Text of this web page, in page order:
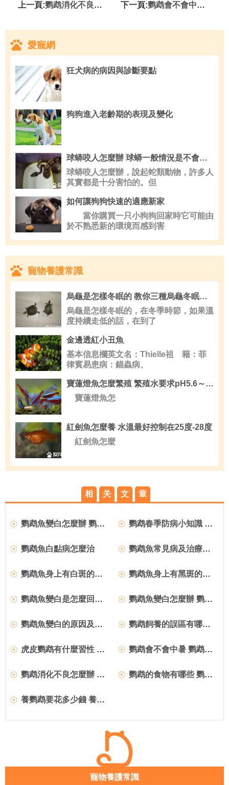
上一頁:鹦鹉消化不良怎麼辦 鹦鹉消化不良診治方法 下一頁:鹦鹉會不會中暑 鹦鹉中暑怎麼辦
愛寵網
狂犬病的病因與診斷要點
狗狗進入老齡期的表現及變化
球蟒咬人怎麼辦 球蟒一般情況是不會咬人的
球蟒咬人怎麼辦，說起蛇類動物，許多人
其實都是十分害怕的。但
如何讓狗狗快速的適應新家
當你購買一只小狗狗回家時它可能由
於不熟悉新的環境而感到害
寵物養護常識
烏龜是怎樣冬眠的 教你三種烏龜冬眠的方法
烏龜是怎樣冬眠的，在冬季時節，如果溫
度持續走低的話，在到了
金邊透紅小丑魚
基本信息欄英文名：Thielle祖 籍：菲
律賓易患病：錨蟲病、
寶蓮燈魚怎麼繁殖 繁殖水要求pH5.6～6.8
寶蓮燈魚怎
紅劍魚怎麼養 水溫最好控制在25度-28度
紅劍魚怎麼
相 关 文 章
鹦鹉魚變白怎麼辦 鹦鹉魚變色四點因素 鹦鹉春季防病小知識 四點基本常識
鹦鹉魚白點病怎麼治 鹦鹉魚常見病及治療方法
鹦鹉魚身上有白斑的原因及解決辦法 鹦鹉魚身上有黑斑的原因及解決辦法
鹦鹉魚變白是怎麼回事 為什麼鹦鹉魚變白了 鹦鹉魚變白怎麼辦 鹦鹉魚變白解決辦法推薦
鹦鹉魚變白的原因及解決辦法 鹦鹉飼養的誤區有哪些 飼養鹦鹉的錯誤方法
虎皮鹦鹉有什麼習性 虎皮鹦鹉六個基本習性 鹦鹉會不會中暑 鹦鹉中暑怎麼辦
鹦鹉消化不良怎麼辦 鹦鹉消化不良診治方法 鹦鹉的食物有哪些 鹦鹉食物盤點
養鹦鹉要花多少錢 養鹦鹉的成本要多少
寵物養護常識